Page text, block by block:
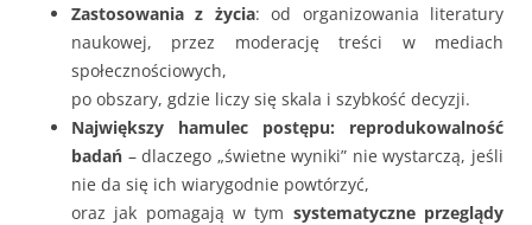
Zastosowania z życia: od organizowania literatury
naukowej, przez moderację treści w mediach
społecznościowych,
po obszary, gdzie liczy się skala i szybkość decyzji.
Największy hamulec postępu: reprodukowalność
badań – dlaczego „świetne wyniki” nie wystarczą, jeśli
nie da się ich wiarygodnie powtórzyć,
oraz jak pomagają w tym systematyczne przeglądy